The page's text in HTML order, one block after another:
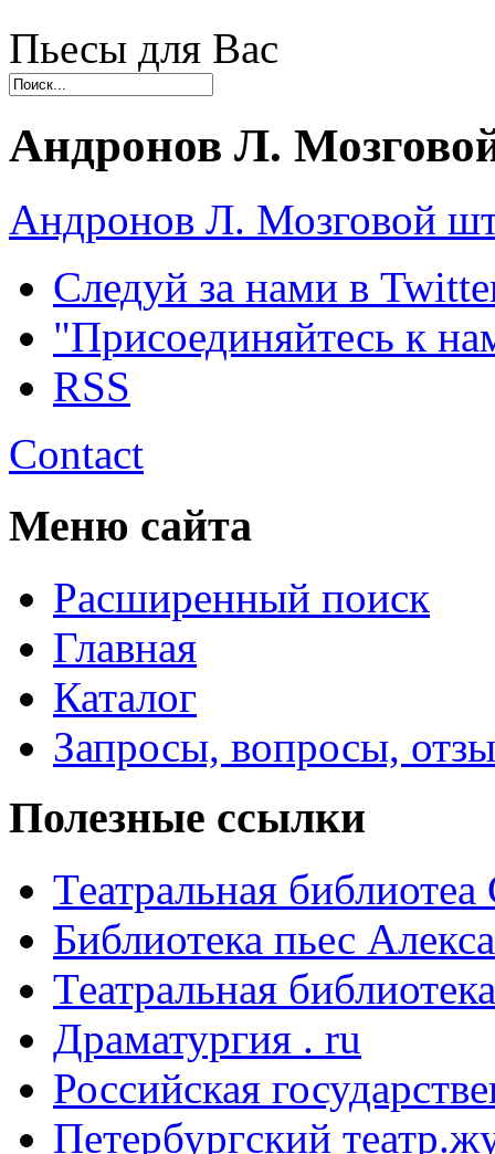
Пьесы для Вас
Андронов Л.
Андронов Л. Мозговой
Следуй за нами в
"Присоединяйтесь к
RSS
Contact
Меню сайта
Расширенный поиск
Главная
Каталог
Запросы, вопросы,
Полезные ссылки
Театральная
Библиотека пьес
Театральная
Драматургия . ru
Российская
Петербургский